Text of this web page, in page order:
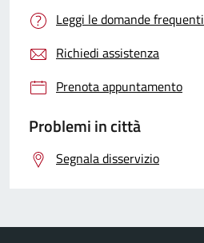
Leggi le domande frequenti
Richiedi assistenza
Prenota appuntamento
Problemi in città
Segnala disservizio